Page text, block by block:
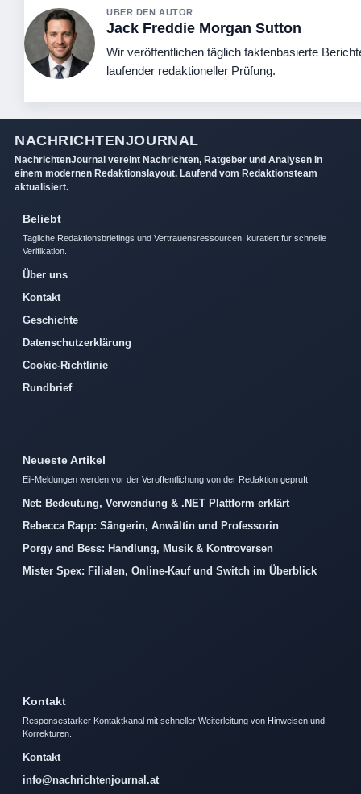
UBER DEN AUTOR
Jack Freddie Morgan Sutton
Wir veröffentlichen täglich faktenbasierte
laufender redaktioneller Prüfung.
NACHRICHTENJOURNAL
NachrichtenJournal vereint Nachrichten, Ratgeber und Analysen in
einem modernen Redaktionslayout. Laufend vom Redaktionsteam
aktualisiert.
Beliebt
Tagliche Redaktionsbriefings und Vertrauensressourcen, kuratiert fur schnelle
Verifikation.
Über uns
Kontakt
Geschichte
Datenschutzerklärung
Cookie-Richtlinie
Rundbrief
Neueste Artikel
Eil-Meldungen werden vor der Veroffentlichung von der Redaktion gepruft.
Net: Bedeutung, Verwendung & .NET Plattform erklärt
Rebecca Rapp: Sängerin, Anwältin und Professorin
Porgy and Bess: Handlung, Musik & Kontroversen
Mister Spex: Filialen, Online-Kauf und Switch im Überblick
Kontakt
Responsestarker Kontaktkanal mit schneller Weiterleitung von Hinweisen und
Korrekturen.
Kontakt
info@nachrichtenjournal.at